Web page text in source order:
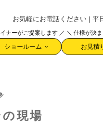
お気軽にお電話ください | 平
ナーがご提案します ／
ショールーム
＼ 仕様が決
お見積
現場